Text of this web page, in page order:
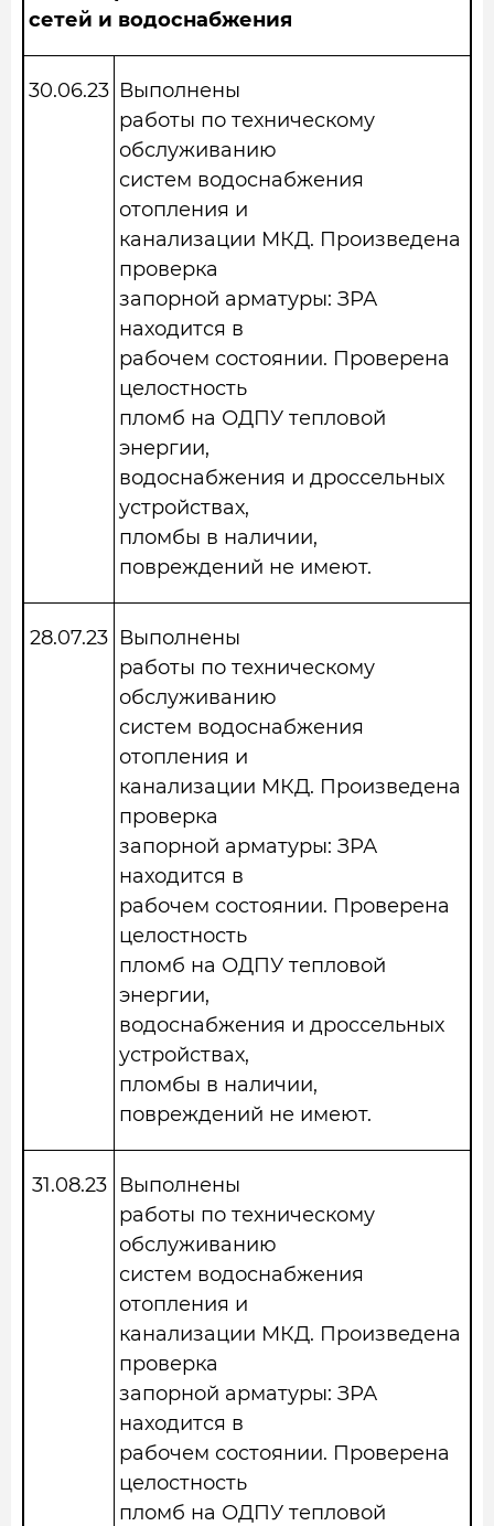
сетей и водоснабжения
30.06.23 Выполнены
работы по техническому
обслуживанию
систем водоснабжения
отопления и
канализации МКД. Произведена
проверка
запорной арматуры: ЗРА
находится в
рабочем состоянии. Проверена
целостность
пломб на ОДПУ тепловой
энергии,
водоснабжения и дроссельных
устройствах,
пломбы в наличии,
повреждений не имеют.
28.07.23 Выполнены
работы по техническому
обслуживанию
систем водоснабжения
отопления и
канализации МКД. Произведена
проверка
запорной арматуры: ЗРА
находится в
рабочем состоянии. Проверена
целостность
пломб на ОДПУ тепловой
энергии,
водоснабжения и дроссельных
устройствах,
пломбы в наличии,
повреждений не имеют.
31.08.23
Выполнены
работы по техническому
обслуживанию
систем водоснабжения
отопления и
канализации МКД. Произведена
проверка
запорной арматуры: ЗРА
находится в
рабочем состоянии. Проверена
целостность
пломб на ОДПУ тепловой